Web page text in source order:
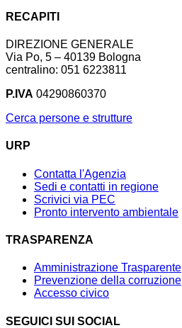
RECAPITI
DIREZIONE GENERALE
Via Po, 5 – 40139 Bologna
centralino: 051 6223811
P.IVA 04290860370
Cerca persone e strutture
URP
Contatta l'Agenzia
Sedi e contatti in regione
Scrivici via PEC
Pronto intervento ambientale
TRASPARENZA
Amministrazione Trasparente
Prevenzione della corruzione
Accesso civico
SEGUICI SUI SOCIAL